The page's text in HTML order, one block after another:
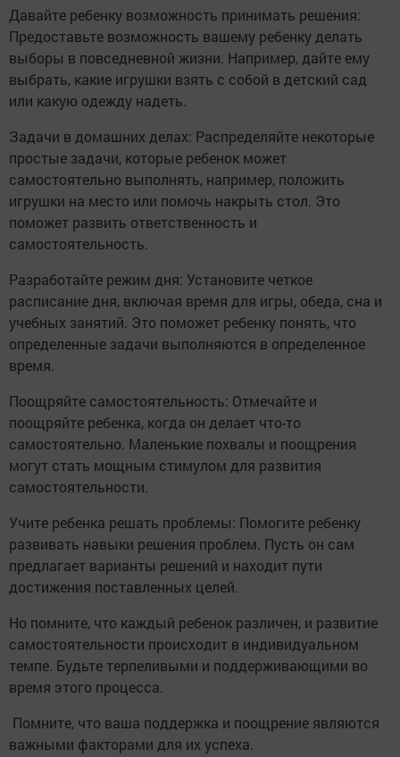
Давайте ребенку возможность принимать решения:
Предоставьте возможность вашему ребенку делать
выборы в повседневной жизни. Например, дайте ему
выбрать, какие игрушки взять с собой в детский сад
или какую одежду надеть.
Задачи в домашних делах: Распределяйте некоторые
простые задачи, которые ребенок может
самостоятельно выполнять, например, положить
игрушки на место или помочь накрыть стол. Это
поможет развить ответственность и
самостоятельность.
Разработайте режим дня: Установите четкое
расписание дня, включая время для игры, обеда, сна и
учебных занятий. Это поможет ребенку понять, что
определенные задачи выполняются в определенное
время.
Поощряйте самостоятельность: Отмечайте и
поощряйте ребенка, когда он делает что-то
самостоятельно. Маленькие похвалы и поощрения
могут стать мощным стимулом для развития
самостоятельности.
Учите ребенка решать проблемы: Помогите ребенку
развивать навыки решения проблем. Пусть он сам
предлагает варианты решений и находит пути
достижения поставленных целей.
Но помните, что каждый ребенок различен, и развитие
самостоятельности происходит в индивидуальном
темпе. Будьте терпеливыми и поддерживающими во
время этого процесса.
Помните, что ваша поддержка и поощрение являются
важными факторами для их успеха.